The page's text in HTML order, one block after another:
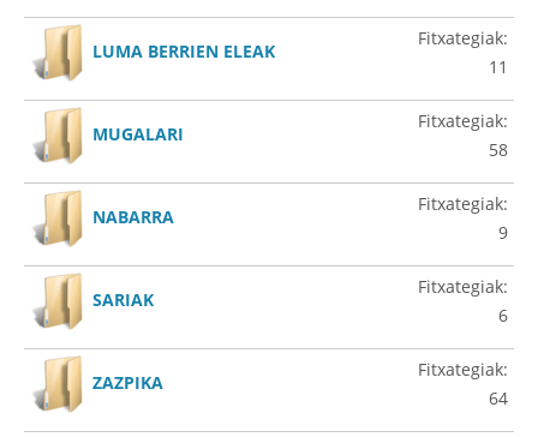
LUMA BERRIEN ELEAK
Fitxategiak:
11
MUGALARI
Fitxategiak:
58
NABARRA
Fitxategiak:
9
SARIAK
Fitxategiak:
6
ZAZPIKA
Fitxategiak:
64